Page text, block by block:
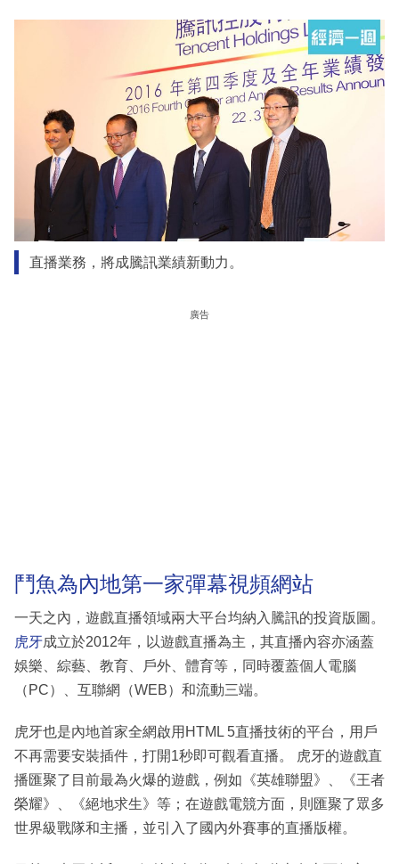
直播業務，將成騰訊業績新動力。
廣告
鬥魚為內地第一家彈幕視頻網站
一天之內，遊戲直播領域兩大平台均納入騰訊的投資版圖。
虎牙成立於2012年，以遊戲直播為主，其直播內容亦涵蓋
娛樂、綜藝、教育、戶外、體育等，同時覆蓋個人電腦
（PC）、互聯網（WEB）和流動三端。
虎牙也是內地首家全網啟用HTML 5直播技術的平台，用戶
不再需要安裝插件，打開1秒即可觀看直播。 虎牙的遊戲直
播匯聚了目前最為火爆的遊戲，例如《英雄聯盟》、《王者
榮耀》、《絕地求生》等；在遊戲電競方面，則匯聚了眾多
世界級戰隊和主播，並引入了國內外賽事的直播版權。